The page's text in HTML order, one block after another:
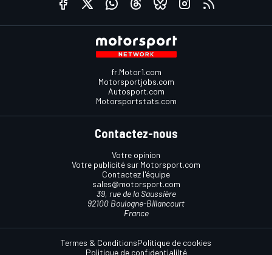
fr.Motor1.com
Motorsportjobs.com
Autosport.com
Motorsportstats.com
Contactez-nous
Votre opinion
Votre publicité sur Motorsport.com
Contactez l'équipe
sales@motorsport.com
39, rue de la Saussière
92100 Boulogne-Billancourt
France
Termes & ConditionsPolitique de cookies
Politique de confidentialilté